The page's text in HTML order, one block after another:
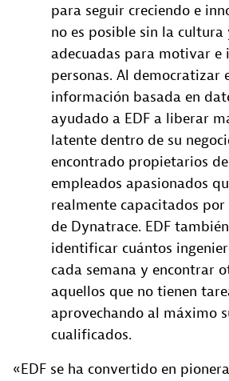
para seguir creciendo e
no es posible sin la
adecuadas para motivar e
personas. Al democratizar
información basada en
ayudado a EDF a liberar
latente dentro de su
encontrado propietarios
empleados apasionados
realmente capacitados
de Dynatrace. EDF
identificar cuántos
cada semana y encontrar
aquellos que no tienen
aprovechando al máximo
cualificados.
«EDF se ha convertido en